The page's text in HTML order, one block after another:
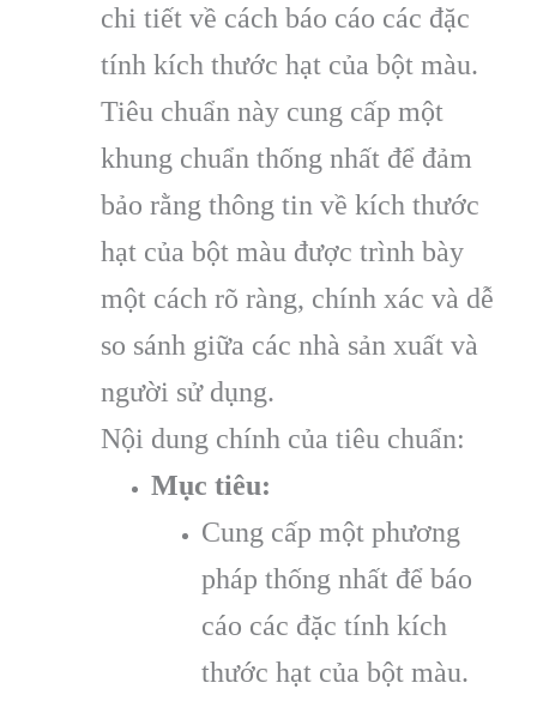
chi tiết về cách báo cáo các đặc
tính kích thước hạt của bột màu.
Tiêu chuẩn này cung cấp một
khung chuẩn thống nhất để đảm
bảo rằng thông tin về kích thước
hạt của bột màu được trình bày
một cách rõ ràng, chính xác và dễ
so sánh giữa các nhà sản xuất và
người sử dụng.
Nội dung chính của tiêu chuẩn:
Mục tiêu:
Cung cấp một phương
pháp thống nhất để báo
cáo các đặc tính kích
thước hạt của bột màu.